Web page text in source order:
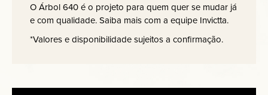
O Árbol 640 é o projeto para quem quer se mudar já
e com qualidade. Saiba mais com a equipe Invictta.
*Valores e disponibilidade sujeitos a confirmação.